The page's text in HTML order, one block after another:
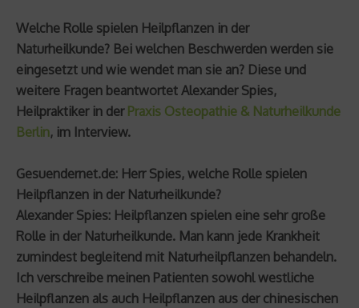
Welche Rolle spielen Heilpflanzen in der
Naturheilkunde? Bei welchen Beschwerden werden sie
eingesetzt und wie wendet man sie an? Diese und
weitere Fragen beantwortet Alexander Spies,
Heilpraktiker in der Praxis Osteopathie & Naturheilkunde
Berlin, im Interview.
Gesuendernet.de: Herr Spies, welche Rolle spielen
Heilpflanzen in der Naturheilkunde?
Alexander Spies: Heilpflanzen spielen eine sehr große
Rolle in der Naturheilkunde. Man kann jede Krankheit
zumindest begleitend mit Naturheilpflanzen behandeln.
Ich verschreibe meinen Patienten sowohl westliche
Heilpflanzen als auch Heilpflanzen aus der chinesischen